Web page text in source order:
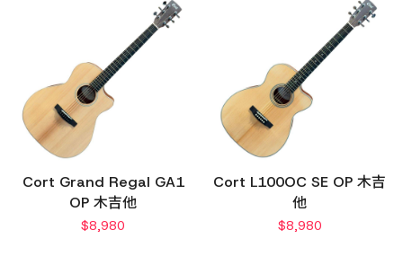
Cort Grand Regal GA1
OP 木吉他
$8,980
Cort L100OC SE OP 木吉
他
$8,980